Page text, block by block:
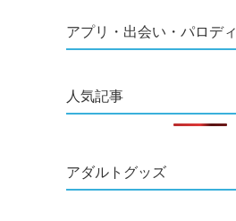
アプリ・出会い・パロディ
人気記事
アダルトグッズ